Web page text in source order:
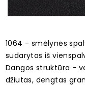
1064 - smėlynės
sudarytas iš
Dangos struktūra -
džiutas, dengtas